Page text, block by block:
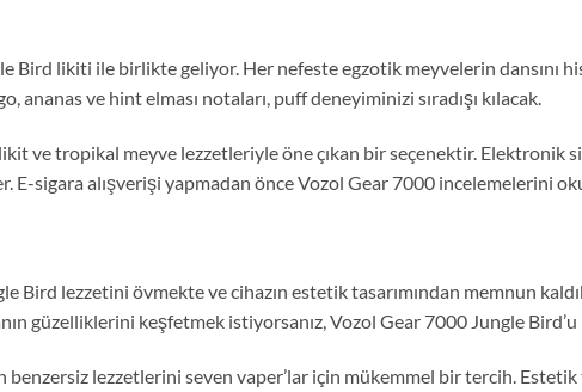
Bird likiti ile birlikte geliyor. Her nefeste egzotik meyvelerin dansını
ve hint elması notaları, puff deneyiminizi sıradışı kılacak.
ve tropikal meyve lezzetleriyle öne çıkan bir seçenektir. Elektronik
sigara alışverişi yapmadan önce Vozol Gear 7000 incelemelerini
Bird lezzetini övmekte ve cihazın estetik tasarımından memnun
güzelliklerini keşfetmek istiyorsanız, Vozol Gear 7000 Jungle
lezzetlerini seven vaper’lar için mükemmel bir tercih. Estetik